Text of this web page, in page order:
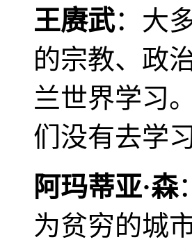
王赓武：大
的宗教、政
兰世界学习
们没有去学
阿玛蒂亚·森
为贫穷的城